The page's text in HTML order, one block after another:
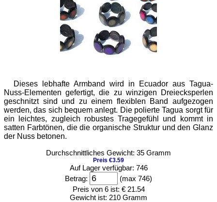
Dieses lebhafte Armband wird in Ecuador aus Tagua-
Nuss-Elementen gefertigt, die zu winzigen Dreiecksperlen
geschnitzt sind und zu einem flexiblen Band aufgezogen
werden, das sich bequem anlegt. Die polierte Tagua sorgt für
ein leichtes, zugleich robustes Tragegefühl und kommt in
satten Farbtönen, die die organische Struktur und den Glanz
der Nuss betonen.
Durchschnittliches Gewicht: 35 Gramm
Preis €3.59
Auf Lager verfügbar: 746
Betrag:
(max 746)
Preis von 6 ist: € 21.54
Gewicht ist: 210 Gramm